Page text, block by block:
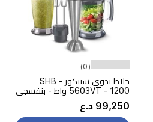
(0)
خلاط يدوي سينكور - SHB
5603VT - 1200 واط - بنفسجي
99,250 د.ع